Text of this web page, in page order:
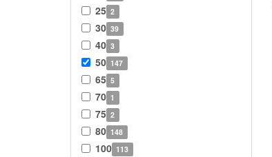
25 2
30 39
40 3
50 147
65 5
70 1
75 2
80 148
100 113